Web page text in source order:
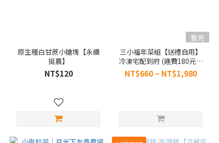
原生種白甘蔗小糖塊【永續
挺農】
NT$120
售完
三小福年菜組【送禮自用】
冷凍宅配到府 (運費180元另
計)｜黃金醬筍雞湯*1、冷凍
蒲燒鰻*1、烏魚子米糕*1
NT$660 ~ NT$1,980